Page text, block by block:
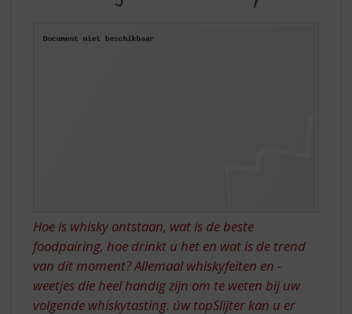
Hoe is whisky ontstaan, wat is de beste
foodpairing, hoe drinkt u het en wat is de trend
van dit moment? Allemaal whiskyfeiten en -
weetjes die heel handig zijn om te weten bij uw
volgende whiskytasting. úw topSlijter kan u er